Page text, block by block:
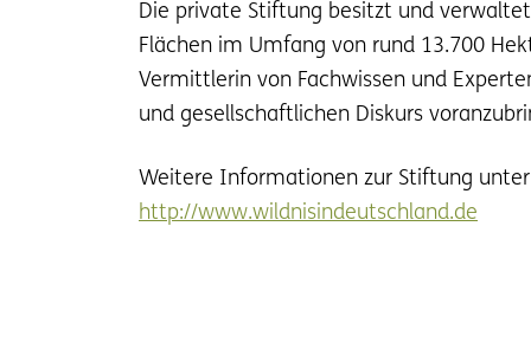
Die private Stiftung besitzt und
Flächen im Umfang von rund 13.700
Vermittlerin von Fachwissen und
und gesellschaftlichen Diskurs
Weitere Informationen zur Stiftung
http://www.wildnisindeutschland.de